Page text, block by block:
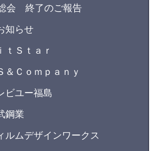
会 終了のご報告
知らせ
Ｓｔａｒ
Ｃｏｍｐａｎｙ
ユー福島
鋼業
ムデザインワークス